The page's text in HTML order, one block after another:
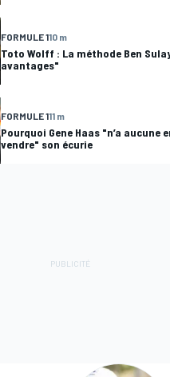
FORMULE 110 m
Toto Wolff : La méthode Ben
avantages"
FORMULE 111 m
Pourquoi Gene Haas "n’a aucune
vendre" son écurie